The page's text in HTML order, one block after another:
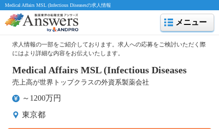
Medical Affairs MSL (Infectious Diseasesの求人情報
メニュー
求人情報の一部をご紹介しております。求人への応募をご検討いただく際
にはより詳細な内容をお伝えいたします。
Medical Affairs MSL (Infectious Diseases
売上高が世界トップクラスの外資系製薬会社
～1200万円
東京都